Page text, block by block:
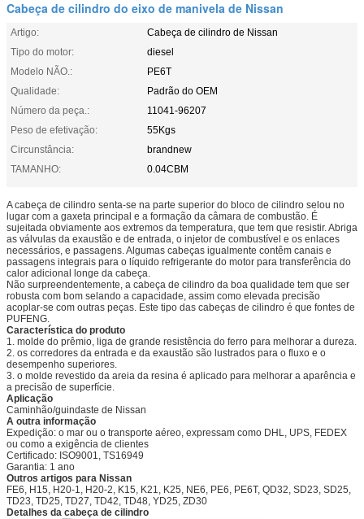
Cabeça de cilindro do eixo de manivela de Nissan
Artigo:
Cabeça de cilindro de Nissan
Tipo do motor:
diesel
Modelo NÃO.:
PE6T
Qualidade:
Padrão do OEM
Número da peça.:
11041-96207
Peso de efetivação:
55Kgs
Circunstância:
brandnew
TAMANHO:
0.04CBM
A cabeça de cilindro senta-se na parte superior do bloco de cilindro selou no
lugar com a gaxeta principal e a formação da câmara de combustão. É
sujeitada obviamente aos extremos da temperatura, que tem que resistir. Abriga
as válvulas da exaustão e de entrada, o injetor de combustível e os enlaces
necessários, e passagens. Algumas cabeças igualmente contêm canais e
passagens integrais para o líquido refrigerante do motor para transferência do
calor adicional longe da cabeça.
Não surpreendentemente, a cabeça de cilindro da boa qualidade tem que ser
robusta com bom selando a capacidade, assim como elevada precisão
acoplar-se com outras peças. Este tipo das cabeças de cilindro é que fontes de
PUFENG.
Característica do produto
1. molde do prêmio, liga de grande resistência do ferro para melhorar a dureza.
2. os corredores da entrada e da exaustão são lustrados para o fluxo e o
desempenho superiores.
3. o molde revestido da areia da resina é aplicado para melhorar a aparência e
a precisão de superfície.
Aplicação
Caminhão/guindaste de Nissan
A outra informação
Expedição: o mar ou o transporte aéreo, expressam como DHL, UPS, FEDEX
ou como a exigência de clientes
Certificado: ISO9001, TS16949
Garantia: 1 ano
Outros artigos para Nissan
FE6, H15, H20-1, H20-2, K15, K21, K25, NE6, PE6, PE6T, QD32, SD23, SD25,
TD23, TD25, TD27, TD42, TD48, YD25, ZD30
Detalhes da cabeça de cilindro